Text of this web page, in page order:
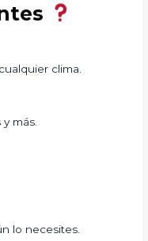
clima.
más.
lo necesites.